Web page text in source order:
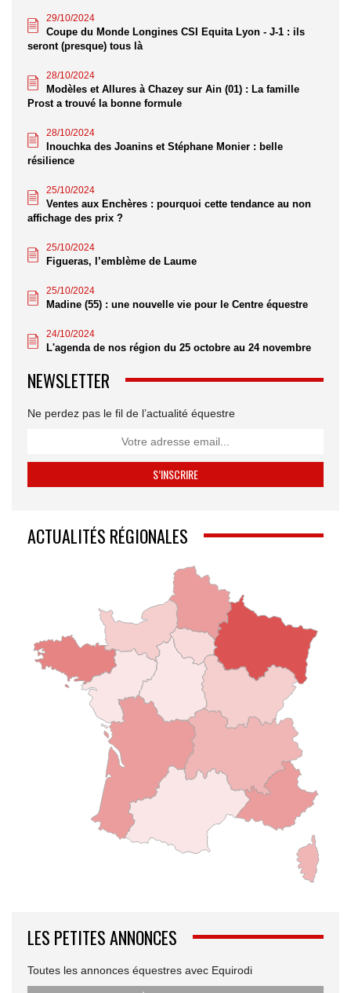
29/10/2024
Coupe du Monde Longines CSI Equita Lyon - J-1 : ils
seront (presque) tous là
28/10/2024
Modèles et Allures à Chazey sur Ain (01) : La famille
Prost a trouvé la bonne formule
28/10/2024
Inouchka des Joanins et Stéphane Monier : belle
résilience
25/10/2024
Ventes aux Enchères : pourquoi cette tendance au non
affichage des prix ?
25/10/2024
Figueras, l’emblème de Laume
25/10/2024
Madine (55) : une nouvelle vie pour le Centre équestre
24/10/2024
L'agenda de nos région du 25 octobre au 24 novembre
NEWSLETTER
Ne perdez pas le fil de l’actualité équestre
ACTUALITÉS RÉGIONALES
LES PETITES ANNONCES
Toutes les annonces équestres avec Equirodi